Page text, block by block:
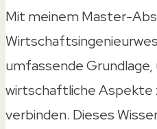
Mit meinem Master-
umfassende
wirtschaftliche Aspekte
verbinden. Dieses